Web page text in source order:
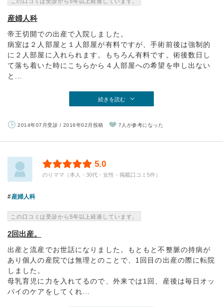
産婦人科
帝王切開での出産で入院しました。
病室は２人部屋と１人部屋が有料ですが、手術前後は強制的
に２人部屋に入れられます。もちろん有料です。術後数日し
て落ち着いた時にこちらから４人部屋への希望を申し出ない
と...
続きを読む
2014年07月受診 / 2016年02月投稿 7人が参考になった
5.0
のりママ（本人・30代・女性・掲載口コミ5件）
産婦人科
この口コミは受診から5年以上経過しています。
2回出産。
出産と流産でお世話になりました。もともと不整脈の持病が
あり個人の産院では無理とのことで、1回目の出産の際に転院
しました。
母乳育児に力を入れてるので、外来では1回、産後は毎日オッ
パイのケアをしてくれ...